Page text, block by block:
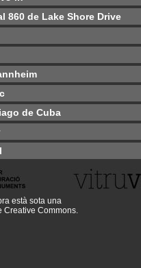
860 de Lake Shore Drive
de Cuba
està sota una
Creative Commons.